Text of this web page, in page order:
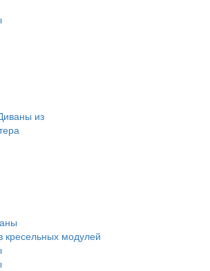
кресельных модулей